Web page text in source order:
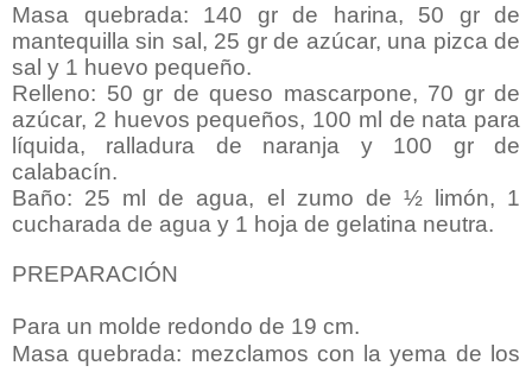
Masa quebrada: 140 gr de harina, 50 gr de
mantequilla sin sal, 25 gr de azúcar, una pizca de
sal y 1 huevo pequeño.
Relleno: 50 gr de queso mascarpone, 70 gr de
azúcar, 2 huevos pequeños, 100 ml de nata para
líquida, ralladura de naranja y 100 gr de
calabacín.
Baño: 25 ml de agua, el zumo de ½ limón, 1
cucharada de agua y 1 hoja de gelatina neutra.
PREPARACIÓN
Para un molde redondo de 19 cm.
Masa quebrada: mezclamos con la yema de los